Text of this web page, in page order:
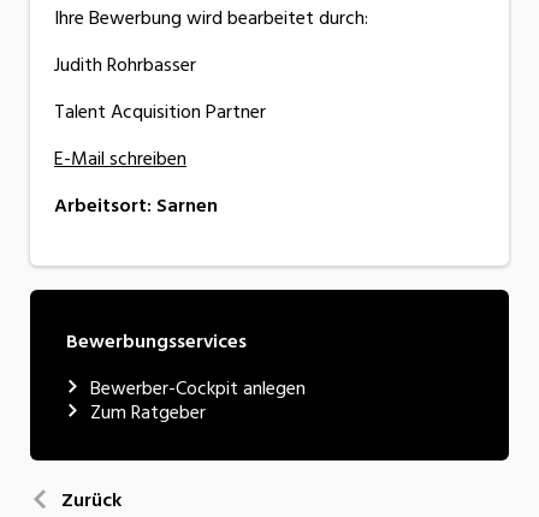
Ihre Bewerbung wird bearbeitet durch:
Judith Rohrbasser
Talent Acquisition Partner
E-Mail schreiben
Arbeitsort: Sarnen
Bewerbungsservices
Bewerber-Cockpit anlegen
Zum Ratgeber
Zurück